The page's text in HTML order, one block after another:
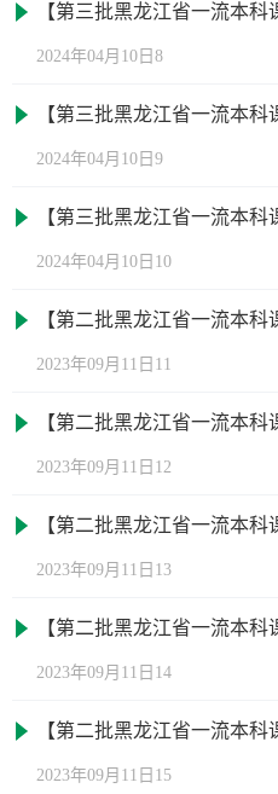
2024年04月10日8
2024年04月10日9
2024年04月10日10
2023年09月11日11
2023年09月11日12
2023年09月11日13
2023年09月11日14
2023年09月11日15